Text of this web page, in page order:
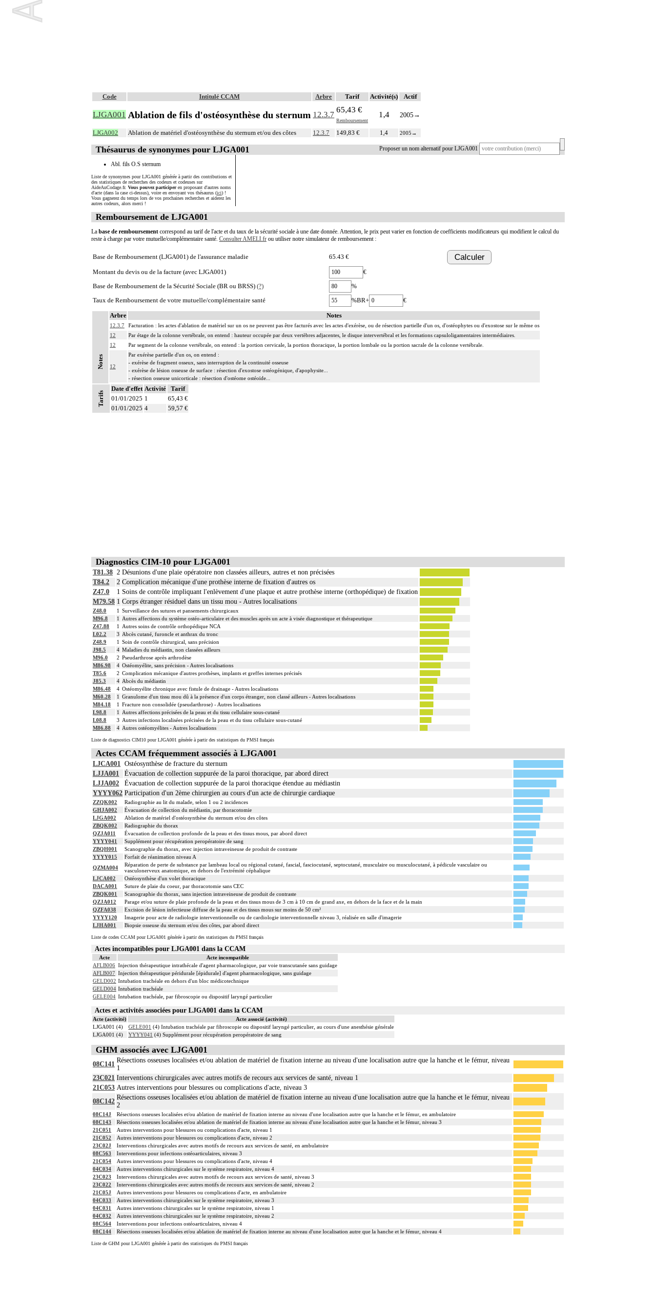
Code Intitulé CCAM Arbre Tarif Activité(s) Actif
LJGA001 Ablation de fils d'ostéosynthèse du sternum 12.3.7
65,43 €
Remboursement
1,4 2005→
LJGA002 Ablation de matériel d'ostéosynthèse du sternum et/ou des côtes 12.3.7 149,83 € 1,4 2005 →
Proposer un nom alternatif pour LJGA001
Thésaurus de synonymes pour LJGA001
Abl. fils O.S sternum
Liste de synonymes pour LJGA001 générée à partir des contributions et
des statistiques de recherches des codeurs et codeuses sur
AideAuCodage.fr. Vous pouvez participeren proposant d'autres noms
d'acte (dans la case ci-dessus), voire en envoyant vos thésaurus (ici) !
Vous gagnerez du temps lors de vos prochaines recherches et aiderez les
autres codeurs, alors merci !
Remboursement de LJGA001
La base de remboursement correspond au tarif de l'acte et du taux de la sécurité sociale à une date donnée. Attention, le prix peut varier en fonction de coefficients modificateurs qui modifient le calcul du
reste à charge par votre mutuelle/complémentaire santé. Consulter AMELI.fr ou utiliser notre simulateur de remboursement :
Base de Remboursement (LJGA001) de l'assurance maladie 65.43 € Calculer
Montant du devis ou de la facture (avec LJGA001)
€
Base de Remboursement de la Sécurité Sociale (BR ou BRSS) (?)
%
Taux de Remboursement de votre mutuelle/complémentaire santé
%BR+ €
Notes
Arbre Notes
12.3.7
Facturation : les actes d'ablation de matériel sur un os ne peuvent pas être facturés avec les actes d'exérèse, ou de résection partielle d'un os, d'ostéophytes ou d'exostose sur le même os
12
Par étage de la colonne vertébrale, on entend : hauteur occupée par deux vertèbres adjacentes, le disque intervertébral et les formations capsuloligamentaires intermédiaires.
12
Par segment de la colonne vertébrale, on entend : la portion cervicale, la portion thoracique, la portion lombale ou la portion sacrale de la colonne vertébrale.
12
Par exérèse partielle d'un os, on entend :
- exérèse de fragment osseux, sans interruption de la continuité osseuse
- exérèse de lésion osseuse de surface : résection d'exostose ostéogénique, d'apophysite...
- résection osseuse unicorticale : résection d'ostéome ostéoïde...
12
L'ostéosynthèse d'une fracture inclut sa réduction simultanée et sa contention par appareillage externe.
12
L'arthrodèse de la colonne vertébrale inclut l'avivement des surfaces articulaires, la préparation du site et la pose d'un greffon modelé.
12
Les radiographies, scanographies et remnographies [IRM] d'un segment de la colonne vertébrale incluent l'étude des zones transitionnelles adjacentes.
Tarifs
Date d'effet Activité
Tarif
01/01/2025 1
65,43 €
01/01/2025 4 59,57 €
Diagnostics CIM-10 pour LJGA001
T81.38 2 Désunions d'une plaie opératoire non classées ailleurs, autres et non précisées
T84.2
2 Complication mécanique d'une prothèse interne de fixation d'autres os
Z47.0
1 Soins de contrôle impliquant l'enlèvement d'une plaque et autre prothèse interne (orthopédique) de fixation
M79.58 1 Corps étranger résiduel dans un tissu mou - Autres localisations
Z48.0 1 Surveillance des sutures et pansements chirurgicaux
M96.8
1
Autres affections du système ostéo-articulaire et des muscles après un acte à visée diagnostique et thérapeutique
Z47.88
1
Autres soins de contrôle orthopédique NCA
L02.2
3 Abcès cutané, furoncle et anthrax du tronc
Z48.9
1 Soin de contrôle chirurgical, sans précision
J98.5
4 Maladies du médiastin, non classées ailleurs
M96.0
2 Pseudarthrose après arthrodèse
M86.98
4 Ostéomyélite, sans précision - Autres localisations
T85.6
2 Complication mécanique d'autres prothèses, implants et greffes internes précisés
J85.3
4 Abcès du médiastin
M86.48
4 Ostéomyélite chronique avec fistule de drainage - Autres localisations
M60.28
1 Granulome d'un tissu mou dû à la présence d'un corps étranger, non classé ailleurs - Autres localisations
M84.18
1 Fracture non consolidée (pseudarthrose) - Autres localisations
L98.8
1
Autres affections précisées de la peau et du tissu cellulaire sous-cutané
L08.8
3 Autres infections localisées précisées de la peau et du tissu cellulaire sous-cutané
M86.88
4 Autres ostéomyélites - Autres localisations
Liste de diagnostics CIM10 pour LJGA001 générée à partir des statistiques du PMSI français
Actes CCAM fréquemment associés à LJGA001
LJCA001 Ostéosynthèse de fracture du sternum
LJJA001
Évacuation de collection suppurée de la paroi thoracique, par abord direct
LJJA002
Évacuation de collection suppurée de la paroi thoracique étendue au médiastin
YYYY062 Participation d'un 2ème chirurgien au cours d'un acte de chirurgie cardiaque
ZZQK002
Radiographie au lit du malade, selon 1 ou 2 incidences
GHJA002
Évacuation de collection du médiastin, par thoracotomie
LJGA002
Ablation de matériel d'ostéosynthèse du sternum et/ou des côtes
ZBQK002
Radiographie du thorax
QZJA011
Évacuation de collection profonde de la peau et des tissus mous, par abord direct
YYYY041
Supplément pour récupération peropératoire de sang
ZBQH001
Scanographie du thorax, avec injection intraveineuse de produit de contraste
YYYY015
Forfait de réanimation niveau A
QZMA004
Réparation de perte de substance par lambeau local ou régional cutané, fascial, fasciocutané, septocutané, musculaire ou musculocutané, à pédicule vasculaire ou
vasculonerveux anatomique, en dehors de l'extrémité céphalique
LJCA002
Ostéosynthèse d'un volet thoracique
DACA001
Suture de plaie du coeur, par thoracotomie sans CEC
ZBQK001
Scanographie du thorax, sans injection intraveineuse de produit de contraste
QZJA012
Parage et/ou suture de plaie profonde de la peau et des tissus mous de 3 cm à 10 cm de grand axe, en dehors de la face et de la main
QZFA038
Excision de lésion infectieuse diffuse de la peau et des tissus mous sur moins de 50 cm²
YYYY120
Imagerie pour acte de radiologie interventionnelle ou de cardiologie interventionnelle niveau 3, réalisée en salle d'imagerie
LJHA001
Biopsie osseuse du sternum et/ou des côtes, par abord direct
Liste de codes CCAM pour LJGA001 générée à partir des statistiques du PMSI français
Actes incompatibles pour LJGA001 dans la CCAM
Acte
Acte incompatible
AFLB006 Injection thérapeutique intrathécale d'agent pharmacologique, par voie transcutanée sans guidage
AFLB007 Injection thérapeutique péridurale [épidurale] d'agent pharmacologique, sans guidage
GELD002 Intubation trachéale en dehors d'un bloc médicotechnique
GELD004 Intubation trachéale
GELE004 Intubation trachéale, par fibroscopie ou dispositif laryngé particulier
Actes et activités associées pour LJGA001 dans la CCAM
Acte (activité)
Acte associé (activité)
LJGA001 (4)
GELE001 (4) Intubation trachéale par fibroscopie ou dispositif laryngé particulier, au cours d'une anesthésie générale
LJGA001 (4)
YYYY041 (4) Supplément pour récupération peropératoire de sang
GHM associés avec LJGA001
08C141
Résections osseuses localisées et/ou ablation de matériel de fixation interne au niveau d'une localisation autre que la hanche et le fémur, niveau
1
23C021 Interventions chirurgicales avec autres motifs de recours aux services de santé, niveau 1
21C053 Autres interventions pour blessures ou complications d'acte, niveau 3
08C142
Résections osseuses localisées et/ou ablation de matériel de fixation interne au niveau d'une localisation autre que la hanche et le fémur, niveau
2
08C14J
Résections osseuses localisées et/ou ablation de matériel de fixation interne au niveau d'une localisation autre que la hanche et le fémur, en ambulatoire
08C143
Résections osseuses localisées et/ou ablation de matériel de fixation interne au niveau d'une localisation autre que la hanche et le fémur, niveau 3
21C051
Autres interventions pour blessures ou complications d'acte, niveau 1
21C052
Autres interventions pour blessures ou complications d'acte, niveau 2
23C02J
Interventions chirurgicales avec autres motifs de recours aux services de santé, en ambulatoire
08C563
Interventions pour infections ostéoarticulaires, niveau 3
21C054
Autres interventions pour blessures ou complications d'acte, niveau 4
04C034
Autres interventions chirurgicales sur le système respiratoire, niveau 4
23C023
Interventions chirurgicales avec autres motifs de recours aux services de santé, niveau 3
23C022
Interventions chirurgicales avec autres motifs de recours aux services de santé, niveau 2
21C05J
Autres interventions pour blessures ou complications d'acte, en ambulatoire
04C033
Autres interventions chirurgicales sur le système respiratoire, niveau 3
04C031
Autres interventions chirurgicales sur le système respiratoire, niveau 1
04C032
Autres interventions chirurgicales sur le système respiratoire, niveau 2
08C564
Interventions pour infections ostéoarticulaires, niveau 4
08C144
Résections osseuses localisées et/ou ablation de matériel de fixation interne au niveau d'une localisation autre que la hanche et le fémur, niveau 4
Liste de GHM pour LJGA001 générée à partir des statistiques du PMSI français